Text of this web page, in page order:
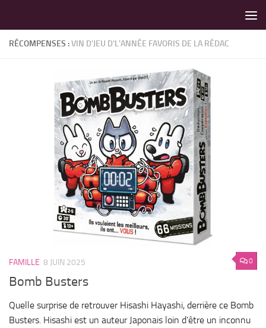
RÉCOMPENSES :VIN D'JEU D'L'ANNÉE FAVORIS DE LA RÉDAC
0
FAMILLE 8 JUIN 2025
Bomb Busters
Quelle surprise de retrouver Hisashi Hayashi, derrière ce Bomb
Busters. Hisashi est un auteur Japonais loin d’être un inconnu